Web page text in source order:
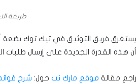
طريقة
يستغرق فريق التوثيق في تيك توك بضعة
أن هذه القدرة الجديدة على إرسال
راجع مقالة موقع مارك نت حول: شرح